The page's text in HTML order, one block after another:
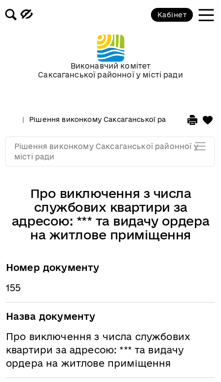
Виконавчий комітет
Саксаганської районної у місті ради
Кабінет
Рішення виконкому Саксаганської районної у місті
Про виключення з числа
службових квартири за
адресою: *** та видачу ордера
на житлове приміщення
Номер документу
155
Назва документу
Про виключення з числа службових
квартири за адресою: *** та видачу
ордера на житлове приміщення
Рішення виконкому Саксаганської районної у
місті ради
Засідання за 2015 рік
Засідання за 2014 рік
Засідання за 2013 рік
Засідання за 2011
Засідання за 2010